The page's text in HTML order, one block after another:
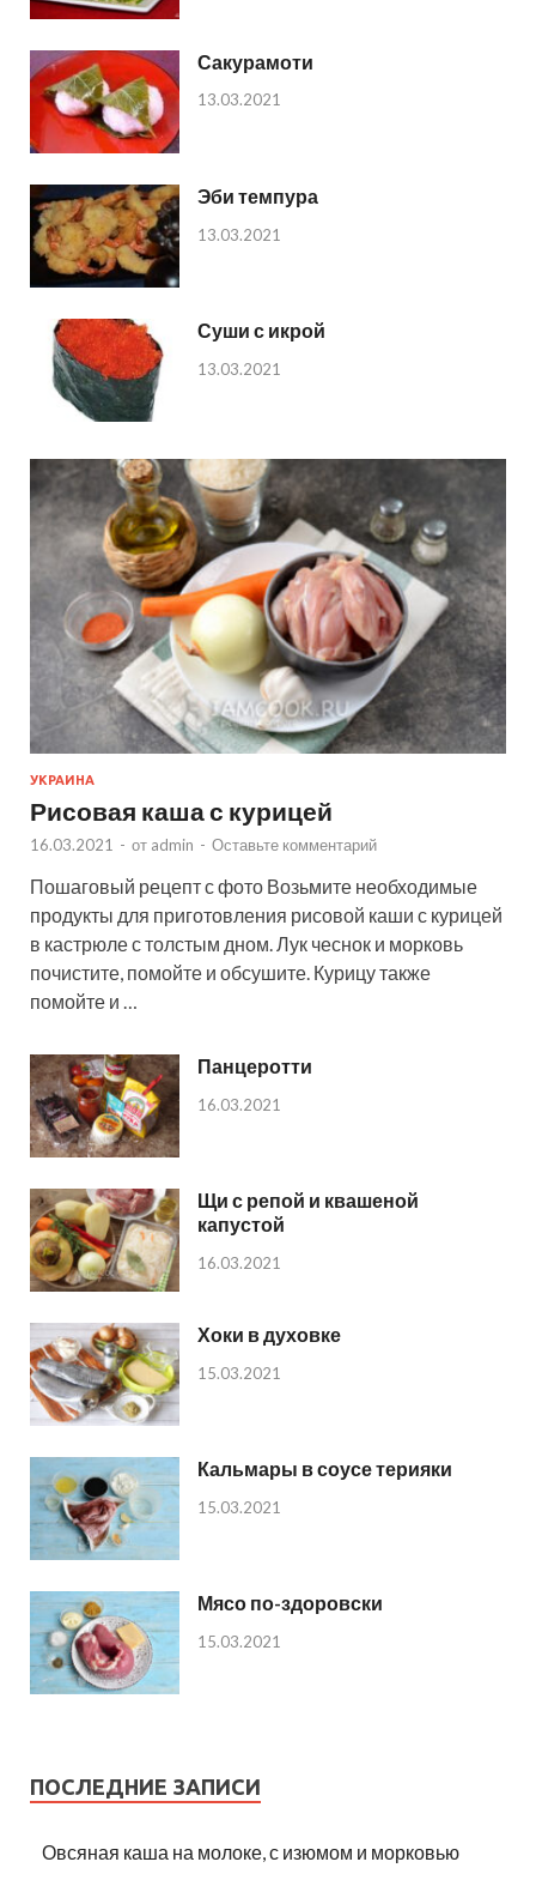
Сакурамоти
13.03.2021
Эби темпура
13.03.2021
Суши с икрой
13.03.2021
УКРАИНА
Рисовая каша с курицей
16.03.2021 - от admin - Оставьте комментарий
Пошаговый рецепт с фото Возьмите необходимые
продукты для приготовления рисовой каши с курицей
в кастрюле с толстым дном. Лук чеснок и морковь
почистите, помойте и обсушите. Курицу также
помойте и …
Панцеротти
16.03.2021
Щи с репой и квашеной
капустой
16.03.2021
Хоки в духовке
15.03.2021
Кальмары в соусе терияки
15.03.2021
Мясо по-здоровски
15.03.2021
ПОСЛЕДНИЕ ЗАПИСИ
Овсяная каша на молоке, с изюмом и морковью